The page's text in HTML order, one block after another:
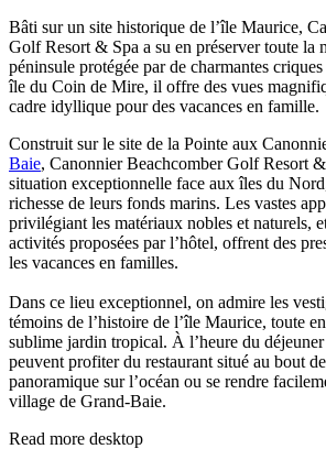
Bâti sur un site historique de l’île Maurice,
Golf Resort & Spa a su en préserver toute la
péninsule protégée par de charmantes
île du Coin de Mire, il offre des vues
cadre idyllique pour des vacances en famille.
Construit sur le site de la Pointe aux
Baie, Canonnier Beachcomber Golf Resort
situation exceptionnelle face aux îles du
richesse de leurs fonds marins. Les vastes
privilégiant les matériaux nobles et naturels,
activités proposées par l’hôtel, offrent des
les vacances en familles.
Dans ce lieu exceptionnel, on admire les
témoins de l’histoire de l’île Maurice, toute
sublime jardin tropical. À l’heure du
peuvent profiter du restaurant situé au bout
panoramique sur l’océan ou se rendre
village de Grand-Baie.
Read more desktop